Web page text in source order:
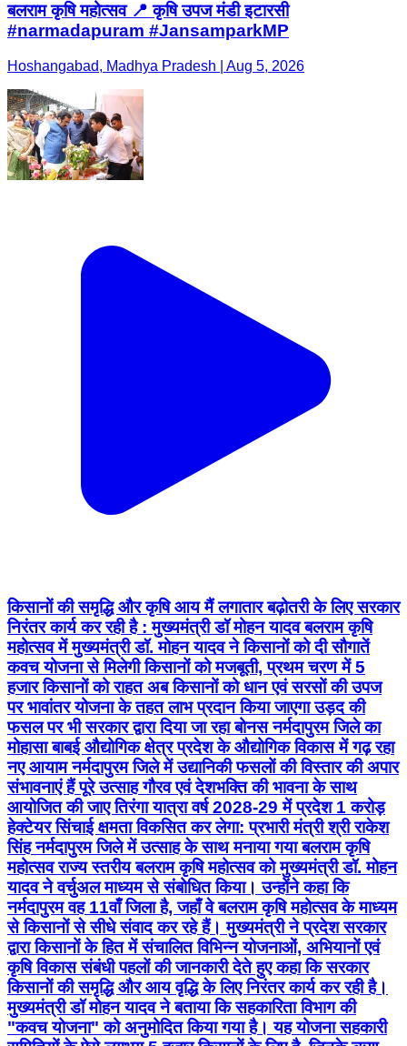
बलराम कृषि महोत्सव 📍 कृषि उपज मंडी इटारसी
#narmadapuram #JansamparkMP
Hoshangabad, Madhya Pradesh | Aug 5, 2026
किसानों की समृद्धि और कृषि आय मैं लगातार बढ़ोतरी के लिए सरकार
निरंतर कार्य कर रही है : मुख्यमंत्री डॉ मोहन यादव बलराम कृषि
महोत्सव में मुख्यमंत्री डॉ. मोहन यादव ने किसानों को दी सौगातें
कवच योजना से मिलेगी किसानों को मजबूती, प्रथम चरण में 5
हजार किसानों को राहत अब किसानों को धान एवं सरसों की उपज
पर भावांतर योजना के तहत लाभ प्रदान किया जाएगा उड़द की
फसल पर भी सरकार द्वारा दिया जा रहा बोनस नर्मदापुरम जिले का
मोहासा बाबई औद्योगिक क्षेत्र प्रदेश के औद्योगिक विकास में गढ़ रहा
नए आयाम नर्मदापुरम जिले में उद्यानिकी फसलों की विस्तार की अपार
संभावनाएं हैं पूरे उत्साह गौरव एवं देशभक्ति की भावना के साथ
आयोजित की जाए तिरंगा यात्रा वर्ष 2028-29 में प्रदेश 1 करोड़
हेक्टेयर सिंचाई क्षमता विकसित कर लेगा: प्रभारी मंत्री श्री राकेश
सिंह नर्मदापुरम जिले में उत्साह के साथ मनाया गया बलराम कृषि
महोत्सव राज्य स्तरीय बलराम कृषि महोत्सव को मुख्यमंत्री डॉ. मोहन
यादव ने वर्चुअल माध्यम से संबोधित किया। उन्होंने कहा कि
नर्मदापुरम वह 11वाँ जिला है, जहाँ वे बलराम कृषि महोत्सव के माध्यम
से किसानों से सीधे संवाद कर रहे हैं। मुख्यमंत्री ने प्रदेश सरकार
द्वारा किसानों के हित में संचालित विभिन्न योजनाओं, अभियानों एवं
कृषि विकास संबंधी पहलों की जानकारी देते हुए कहा कि सरकार
किसानों की समृद्धि और आय वृद्धि के लिए निरंतर कार्य कर रही है।
मुख्यमंत्री डॉ मोहन यादव ने बताया कि सहकारिता विभाग की
"कवच योजना" को अनुमोदित किया गया है। यह योजना सहकारी